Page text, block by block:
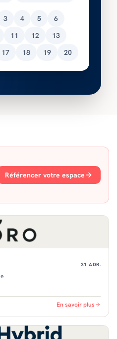
3 4 5
6
11 12
13
17 18 19 20
Référencer votre espace
31 ADR.
En savoir plus